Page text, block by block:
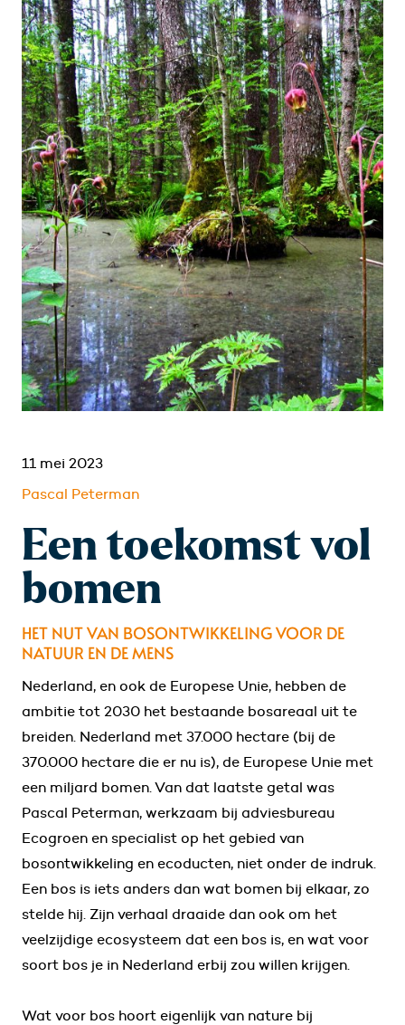
11 mei 2023
Pascal Peterman
Een toekomst vol
bomen
HET NUT VAN BOSONTWIKKELING VOOR DE
NATUUR EN DE MENS
Nederland, en ook de Europese Unie, hebben de
ambitie tot 2030 het bestaande bosareaal uit te
breiden. Nederland met 37.000 hectare (bij de
370.000 hectare die er nu is), de Europese Unie met
een miljard bomen. Van dat laatste getal was
Pascal Peterman, werkzaam bij adviesbureau
Ecogroen en specialist op het gebied van
bosontwikkeling en ecoducten, niet onder de indruk.
Een bos is iets anders dan wat bomen bij elkaar, zo
stelde hij. Zijn verhaal draaide dan ook om het
veelzijdige ecosysteem dat een bos is, en wat voor
soort bos je in Nederland erbij zou willen krijgen.
Wat voor bos hoort eigenlijk van nature bij